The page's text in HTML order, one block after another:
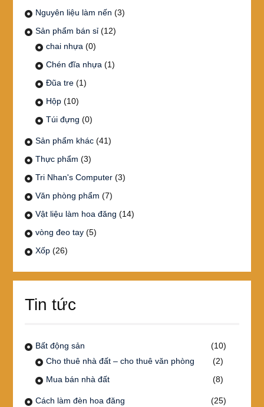
Nguyên liệu làm nến (3)
Sản phẩm bán sỉ (12)
chai nhựa (0)
Chén đĩa nhựa (1)
Đũa tre (1)
Hộp (10)
Túi đựng (0)
Sản phẩm khác (41)
Thực phẩm (3)
Tri Nhan's Computer (3)
Văn phòng phẩm (7)
Vật liệu làm hoa đăng (14)
vòng đeo tay (5)
Xốp (26)
Tin tức
Bất động sản
(10)
Cho thuê nhà đất – cho thuê văn phòng
(2)
Mua bán nhà đất
(8)
Cách làm đèn hoa đăng (25)